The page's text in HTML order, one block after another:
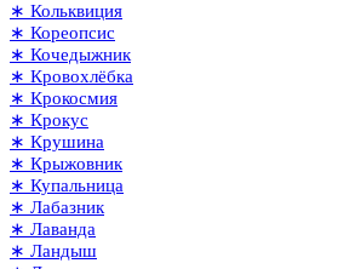
∗ Кольквиция
∗ Кореопсис
∗ Кочедыжник
∗ Кровохлёбка
∗ Крокосмия
∗ Крокус
∗ Крушина
∗ Крыжовник
∗ Купальница
∗ Лабазник
∗ Лаванда
∗ Ландыш